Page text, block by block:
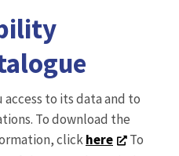
to its data and to
To download the
clickhere
To